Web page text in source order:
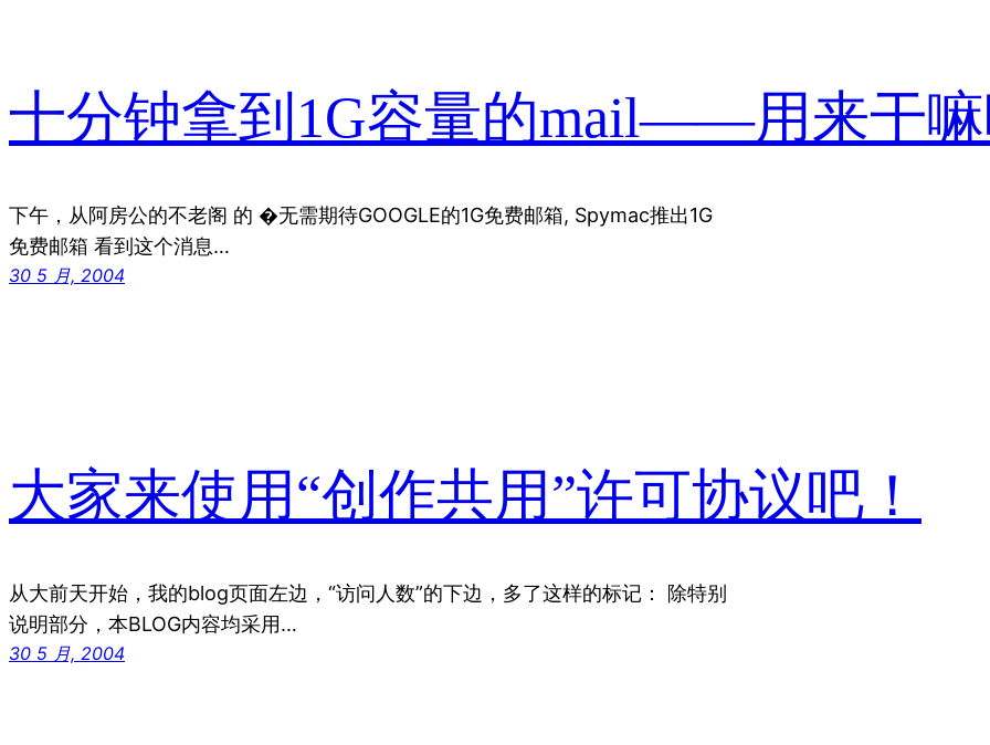
十分钟拿到1G容量的mail——用来干
下午，从阿房公的不老阁 的 �无需期待GOOGLE的1G免费邮箱, Spymac推出1G
免费邮箱 看到这个消息…
30 5 月, 2004
大家来使用“创作共用”许可协议吧！
从大前天开始，我的blog页面左边，“访问人数”的下边，多了这样的标记： 除特别
说明部分，本BLOG内容均采用…
30 5 月, 2004